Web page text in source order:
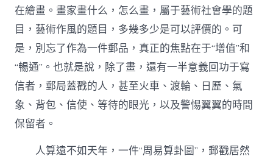
在繪畫。畫家畫什么，怎么畫，屬于藝術社會學的題
目，藝術作風的題目，多幾多少是可以評價的。可
是，別忘了作為一件郵品，真正的焦點在于“增值”和
“暢通”。也就是說，除了畫，還有一半意義回功于寫
信者，郵局蓋戳的人，甚至火車、渡輪、日歷、氣
象、背包、信使、等待的眼光，以及警惕翼翼的時間
保留者。
人算遠不如天年，一件“周易算卦圖”，郵戳居然